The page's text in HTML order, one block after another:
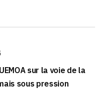
sur la voie de la
sous pression